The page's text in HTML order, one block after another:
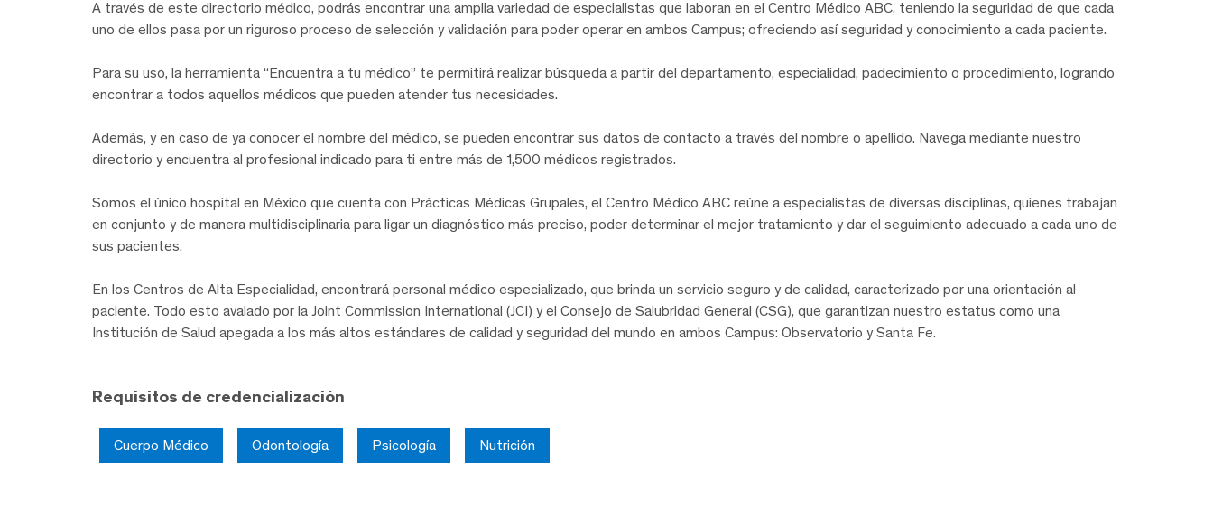
A través de este directorio médico, podrás encontrar una amplia variedad de especialistas que laboran en el Centro Médico ABC, teniendo la seguridad de que cada
uno de ellos pasa por un riguroso proceso de selección y validación para poder operar en ambos Campus; ofreciendo así seguridad y conocimiento a cada paciente.
Para su uso, la herramienta “Encuentra a tu médico” te permitirá realizar búsqueda a partir del departamento, especialidad, padecimiento o procedimiento, logrando
encontrar a todos aquellos médicos que pueden atender tus necesidades.
Además, y en caso de ya conocer el nombre del médico, se pueden encontrar sus datos de contacto a través del nombre o apellido. Navega mediante nuestro
directorio y encuentra al profesional indicado para ti entre más de 1,500 médicos registrados.
Somos el único hospital en México que cuenta con Prácticas Médicas Grupales, el Centro Médico ABC reúne a especialistas de diversas disciplinas, quienes trabajan
en conjunto y de manera multidisciplinaria para ligar un diagnóstico más preciso, poder determinar el mejor tratamiento y dar el seguimiento adecuado a cada uno de
sus pacientes.
En los Centros de Alta Especialidad, encontrará personal médico especializado, que brinda un servicio seguro y de calidad, caracterizado por una orientación al
paciente. Todo esto avalado por la Joint Commission International (JCI) y el Consejo de Salubridad General (CSG), que garantizan nuestro estatus como una
Institución de Salud apegada a los más altos estándares de calidad y seguridad del mundo en ambos Campus: Observatorio y Santa Fe.
Requisitos de credencialización
Cuerpo Médico Odontología Psicología Nutrición